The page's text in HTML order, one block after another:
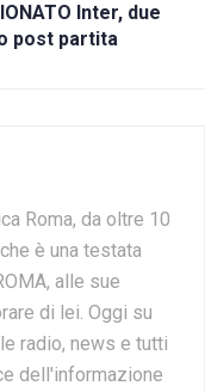
Inter, due
post partita
Roma, da oltre 10
è una testata
alle sue
di lei. Oggi su
radio, news e tutti
dell'informazione